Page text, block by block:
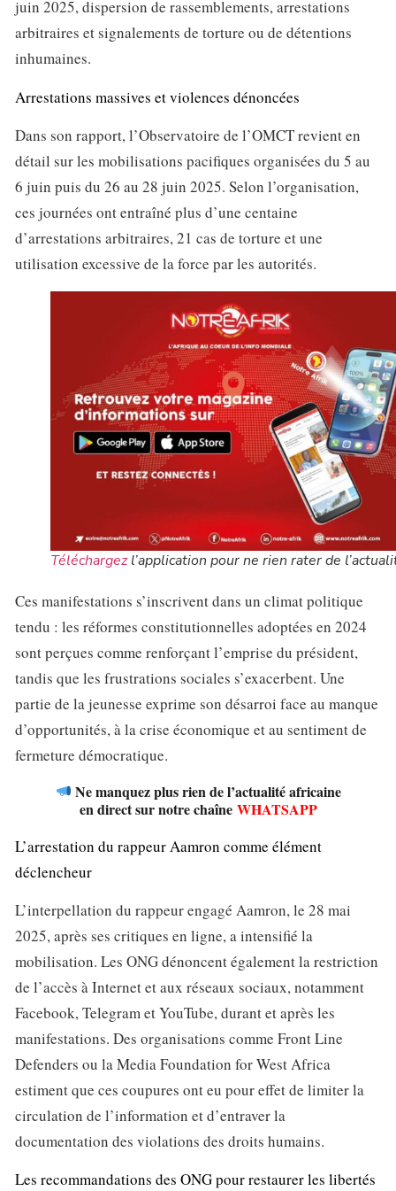
juin 2025, dispersion de rassemblements, arrestations
arbitraires et signalements de torture ou de détentions
inhumaines.
Arrestations massives et violences dénoncées
Dans son rapport, l’Observatoire de l’OMCT revient en
détail sur les mobilisations pacifiques organisées du 5 au
6 juin puis du 26 au 28 juin 2025. Selon l’organisation,
ces journées ont entraîné plus d’une centaine
d’arrestations arbitraires, 21 cas de torture et une
utilisation excessive de la force par les autorités.
Téléchargezl’application pour ne rien rater de
Ces manifestations s’inscrivent dans un climat politique
tendu : les réformes constitutionnelles adoptées en 2024
sont perçues comme renforçant l’emprise du président,
tandis que les frustrations sociales s’exacerbent. Une
partie de la jeunesse exprime son désarroi face au manque
d’opportunités, à la crise économique et au sentiment de
fermeture démocratique.
Ne manquez plus rien de l’actualité africaine
en direct sur notre chaîne WHATSAPP
L’arrestation du rappeur Aamron comme élément
déclencheur
L’interpellation du rappeur engagé Aamron, le 28 mai
2025, après ses critiques en ligne, a intensifié la
mobilisation. Les ONG dénoncent également la restriction
de l’accès à Internet et aux réseaux sociaux, notamment
Facebook, Telegram et YouTube, durant et après les
manifestations. Des organisations comme Front Line
Defenders ou la Media Foundation for West Africa
estiment que ces coupures ont eu pour effet de limiter la
circulation de l’information et d’entraver la
documentation des violations des droits humains.
Les recommandations des ONG pour restaurer les libertés